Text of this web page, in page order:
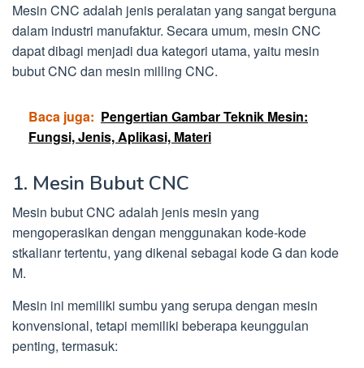
Mesin CNC adalah jenis peralatan yang sangat berguna
dalam industri manufaktur. Secara umum, mesin CNC
dapat dibagi menjadi dua kategori utama, yaitu mesin
bubut CNC dan mesin milling CNC.
Baca juga: Pengertian Gambar Teknik Mesin:
Fungsi, Jenis, Aplikasi, Materi
1. Mesin Bubut CNC
Mesin bubut CNC adalah jenis mesin yang
mengoperasikan dengan menggunakan kode-kode
stkalianr tertentu, yang dikenal sebagai kode G dan kode
M.
Mesin ini memiliki sumbu yang serupa dengan mesin
konvensional, tetapi memiliki beberapa keunggulan
penting, termasuk: